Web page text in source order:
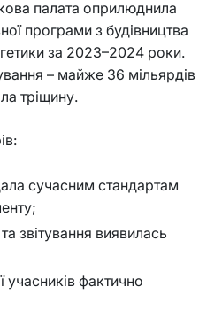
палата оприлюднила
програми з будівництва
за 2023–2024 роки.
– майже 36 мільярдів
тріщину.
сучасним стандартам
звітування виявилась
учасників фактично